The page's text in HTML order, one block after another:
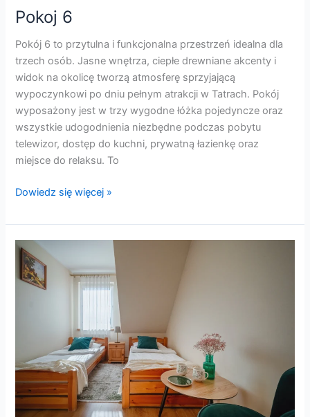
Pokoj 6
Pokój 6 to przytulna i funkcjonalna przestrzeń idealna dla
trzech osób. Jasne wnętrza, ciepłe drewniane akcenty i
widok na okolicę tworzą atmosferę sprzyjającą
wypoczynkowi po dniu pełnym atrakcji w Tatrach. Pokój
wyposażony jest w trzy wygodne łóżka pojedyncze oraz
wszystkie udogodnienia niezbędne podczas pobytu
telewizor, dostęp do kuchni, prywatną łazienkę oraz
miejsce do relaksu. To
Dowiedz się więcej »
Pokój
–